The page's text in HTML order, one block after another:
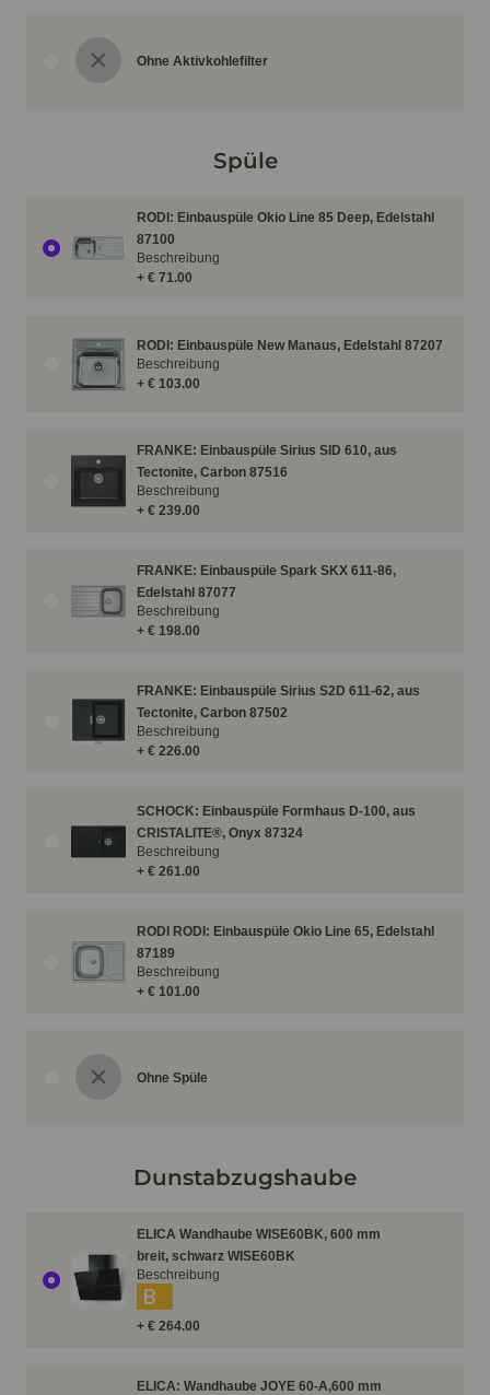
Ohne Aktivkohlefilter
Spüle
RODI: Einbauspüle Okio Line 85 Deep, Edelstahl
87100
+ € 71.00
Beschreibung
RODI: Einbauspüle New Manaus, Edelstahl 87207
+ € 103.00
Beschreibung
FRANKE: Einbauspüle Sirius SID 610, aus
Tectonite, Carbon 87516
+ € 239.00
Beschreibung
FRANKE: Einbauspüle Spark SKX 611-86,
Edelstahl 87077
+ € 198.00
Beschreibung
FRANKE: Einbauspüle Sirius S2D 611-62, aus
Tectonite, Carbon 87502
+ € 226.00
Beschreibung
SCHOCK: Einbauspüle Formhaus D-100, aus
CRISTALITE®, Onyx 87324
+ € 261.00
Beschreibung
RODI RODI: Einbauspüle Okio Line 65, Edelstahl
87189
+ € 101.00
Beschreibung
Ohne Spüle
Dunstabzugshaube
ELICA Wandhaube WISE60BK, 600 mm
breit, schwarz WISE60BK
+ € 264.00
B
Beschreibung
ELICA: Wandhaube JOYE 60-A,600 mm